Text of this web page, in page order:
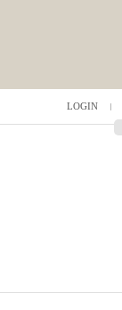
LOGIN